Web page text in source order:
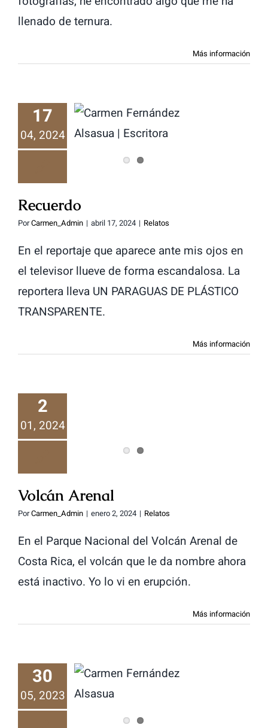
llenado de ternura.
Más información
17
04, 2024 Recuerdo
Recuerdo
PorCarmen_Admin | abril 17, 2024 | Relatos
En el reportaje que aparece ante mis ojos en
el televisor llueve de forma escandalosa. La
reportera lleva UN PARAGUAS DE PLÁSTICO
TRANSPARENTE.
Más información
2
01, 2024
Volcán Arenal
PorCarmen_Admin | enero 2, 2024 | Relatos
En el Parque Nacional del Volcán Arenal de
Costa Rica, el volcán que le da nombre ahora
está inactivo. Yo lo vi en erupción.
Más información
30
05, 2023
Las palabras.
En el día del